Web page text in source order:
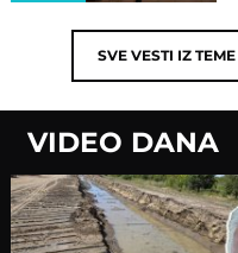
SVE VESTI IZ TEME
VIDEO DANA